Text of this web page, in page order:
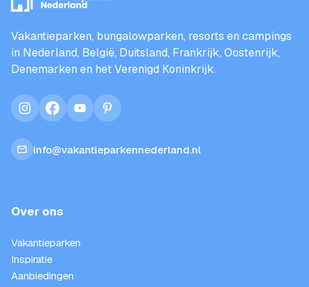
Vakantieparken, bungalowparken, resorts en campings
in Nederland, België, Duitsland, Frankrijk, Oostenrijk,
Denemarken en het Verenigd Koninkrijk.
instagramfacebookyoutubepinterest
info@vakantieparkennederland.nl
Over ons
Vakantieparken
Inspiratie
Aanbiedingen